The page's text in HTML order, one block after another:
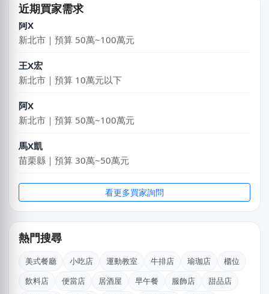
近期買家需求
新北市｜預算 50萬~100萬元
王X宏
阿X
馬X凱
姜X炮
陳X玲
LXone
石X文
看更多買家詢問
熱門搜尋
美式餐廳 小吃店 運動教室 牛排店 瑜珈店
櫃位
飲料店
便當店 居酒屋 早午餐 服飾店
甜品店